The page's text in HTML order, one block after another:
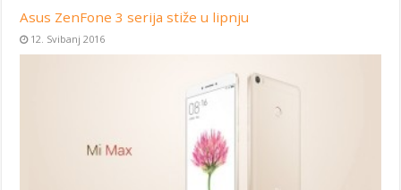
Asus ZenFone 3 serija stiže u lipnju
12. Svibanj 2016